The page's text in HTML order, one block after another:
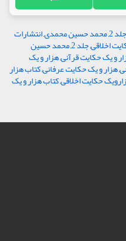
2
,محمد حسین محمدی,انتشارات
اخلاقی,جلد 2 ,محمد حسین
و یک حکایت قرآنی,هزار و یک
,هزار و یک حکایت عرفانی,کتاب هزار
حکایت اخلاقی,کتاب هزار و یک